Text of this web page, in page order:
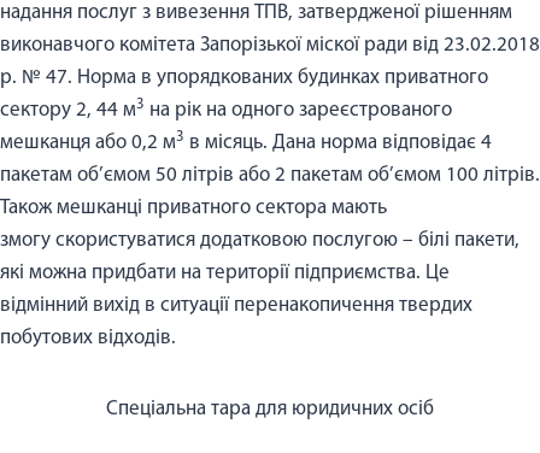
надання послуг з вивезення ТПВ, затвердженої рішенням
виконавчого комітета Запорізької міскої ради від 23.02.2018
р. № 47. Норма в упорядкованих будинках приватного
сектору 2, 44 м3 на рік на одного зареєстрованого
мешканця або 0,2 м3 в місяць. Дана норма відповідає 4
пакетам об’ємом 50 літрів або 2 пакетам об’ємом 100 літрів.
Також мешканці приватного сектора мають
змогу скористуватися додатковою послугою – білі пакети,
які можна придбати на території підприємства. Це
відмінний вихід в ситуації перенакопичення твердих
побутових відходів.
Спеціальна тара для юридичних осіб